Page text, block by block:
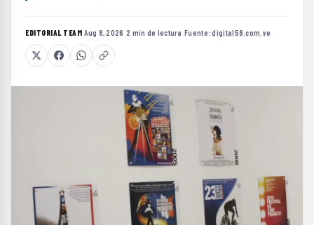
EDITORIAL TEAM·Aug 8, 2026 ·2 min de lectura ·Fuente:digital58.com.ve